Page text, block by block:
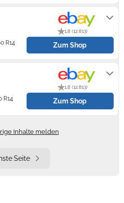
R14
1,8 (12.813)
Zum Shop
R14
1,8 (12.813)
Zum Shop
Seite
Inhalte melden